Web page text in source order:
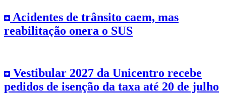
Acidentes de trânsito caem, mas
reabilitação onera o SUS
Vestibular 2027 da Unicentro recebe
pedidos de isenção da taxa até 20 de julho